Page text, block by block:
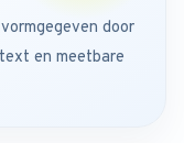
door
en meetbare